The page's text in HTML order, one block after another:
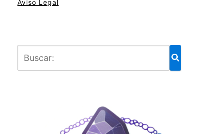
Aviso Legal